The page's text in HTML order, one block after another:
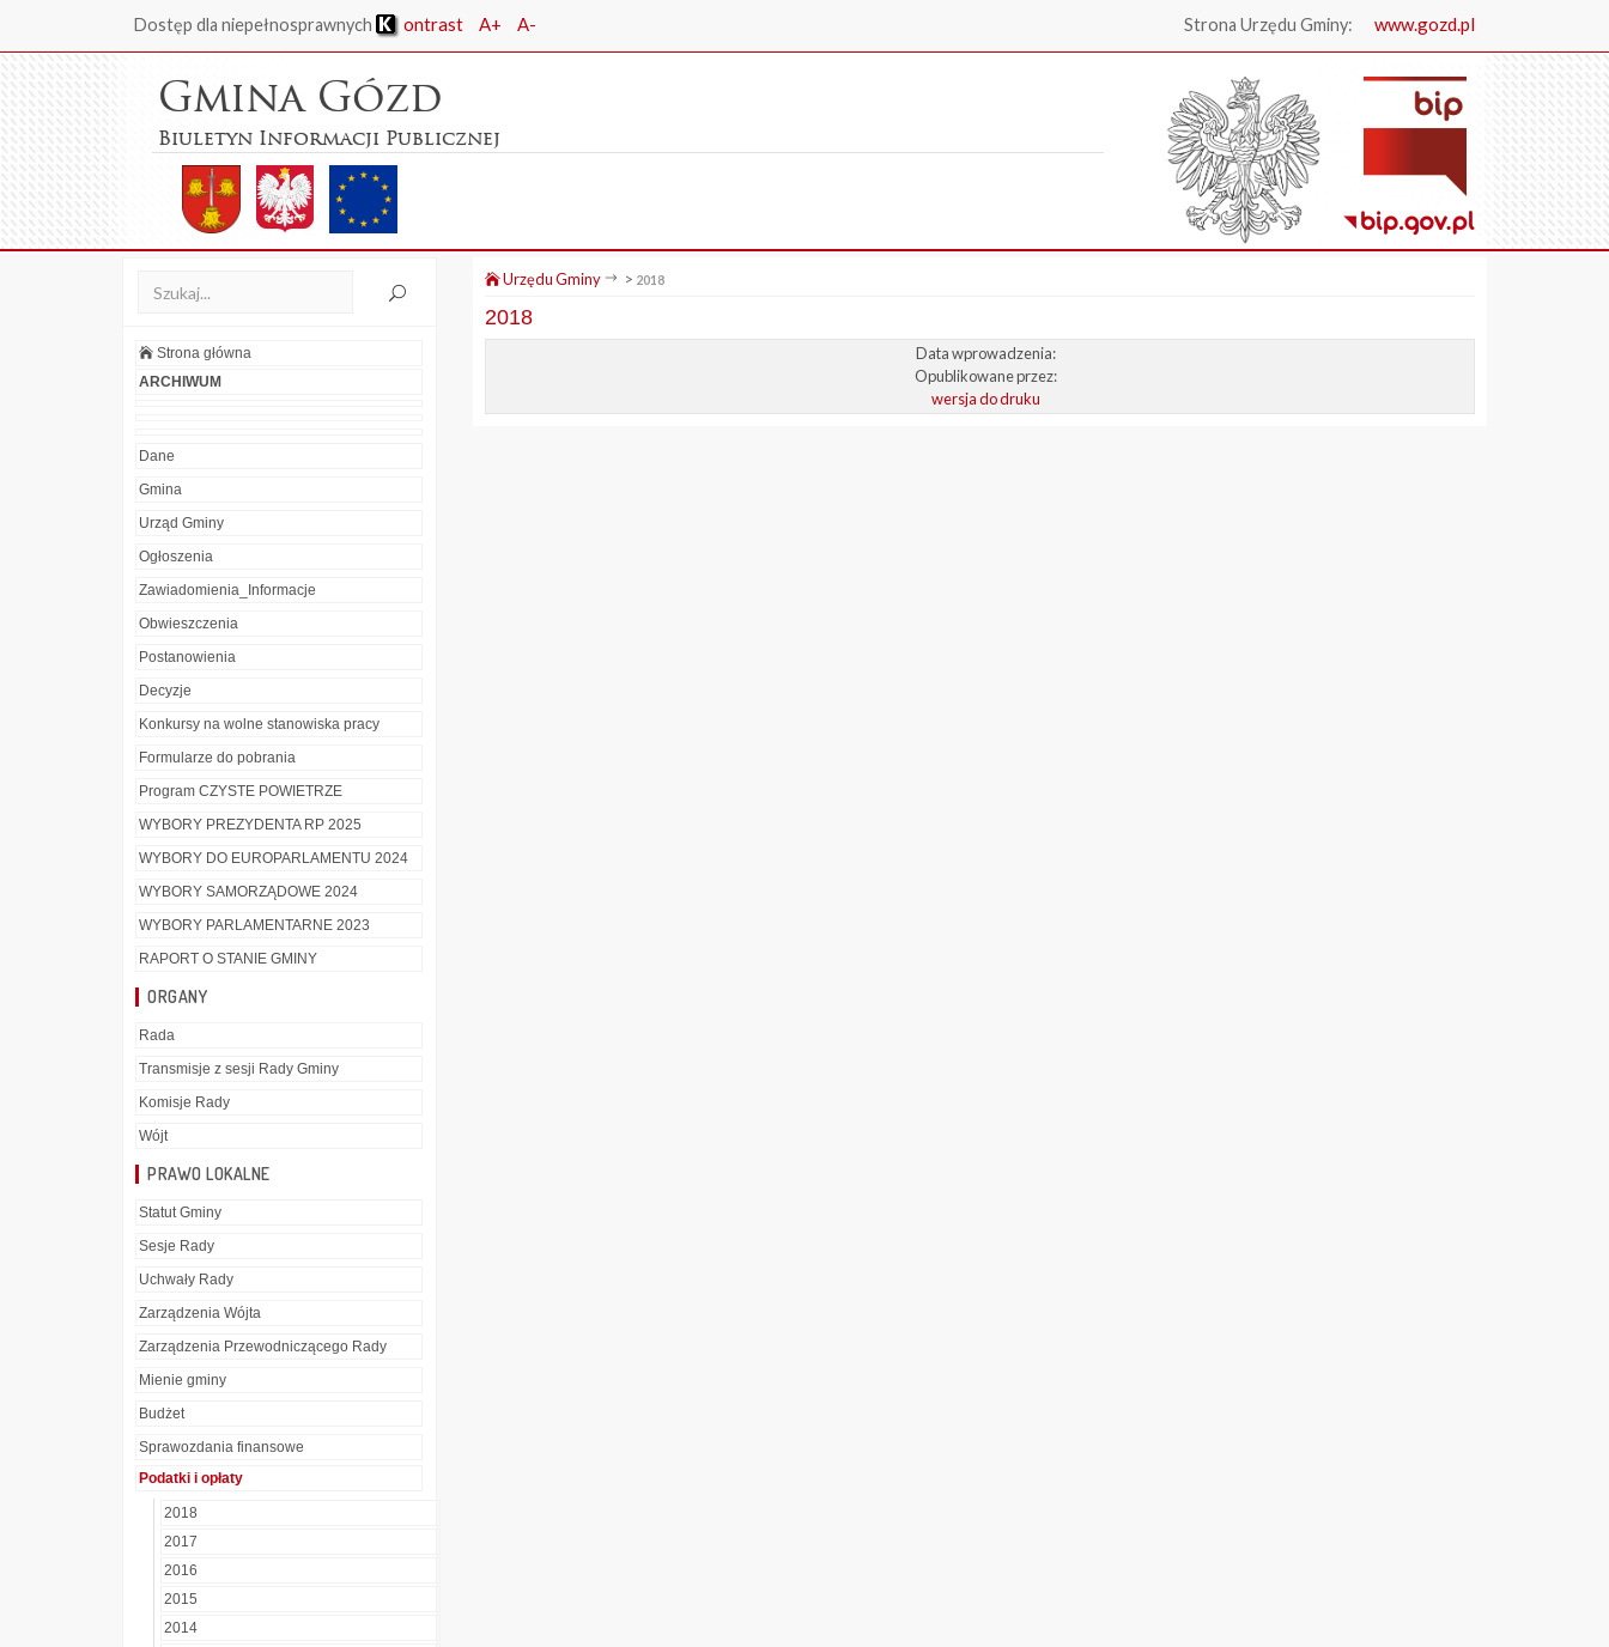
Dostęp dla niepełnosprawnych ontrast A+ A- Strona Urzędu Gminy: www.gozd.pl
Gmina Gózd
Biuletyn Informacji Publicznej
.
Strona główna
ARCHIWUM
Dane
Gmina
Urząd Gminy
Ogłoszenia
Zawiadomienia_Informacje
Obwieszczenia
Postanowienia
Decyzje
Konkursy na wolne stanowiska pracy
Formularze do pobrania
Program CZYSTE POWIETRZE
WYBORY PREZYDENTA RP 2025
WYBORY DO EUROPARLAMENTU 2024
WYBORY SAMORZĄDOWE 2024
WYBORY PARLAMENTARNE 2023
RAPORT O STANIE GMINY
ORGANY
Rada
Transmisje z sesji Rady Gminy
Komisje Rady
Wójt
PRAWO LOKALNE
Statut Gminy
Sesje Rady
Uchwały Rady
Zarządzenia Wójta
Zarządzenia Przewodniczącego Rady
Mienie gminy
Budżet
Sprawozdania finansowe
Podatki i opłaty
2018
2017
2016
2015
2014
Urzędu Gminy > 2018
2018
Data wprowadzenia:
Opublikowane przez:
wersja do druku